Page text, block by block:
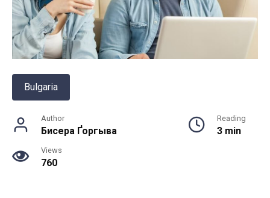
Bulgaria
Author
Бисера Ґоргыва
Reading
3 min
Views
760